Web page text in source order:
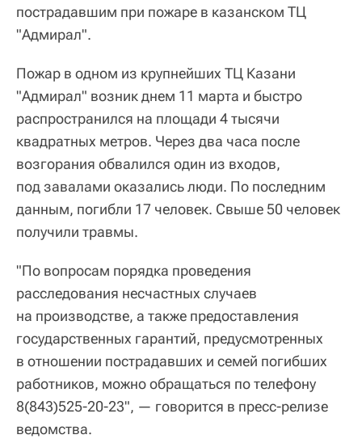
пострадавшим при пожаре в казанском ТЦ
"Адмирал".
Пожар в одном из крупнейших ТЦ Казани
"Адмирал" возник днем 11 марта и быстро
распространился на площади 4 тысячи
квадратных метров. Через два часа после
возгорания обвалился один из входов,
под завалами оказались люди. По последним
данным, погибли 17 человек. Свыше 50 человек
получили травмы.
"По вопросам порядка проведения
расследования несчастных случаев
на производстве, а также предоставления
государственных гарантий, предусмотренных
в отношении пострадавших и семей погибших
работников, можно обращаться по телефону
8(843)525-20-23", — говорится в пресс-релизе
ведомства.